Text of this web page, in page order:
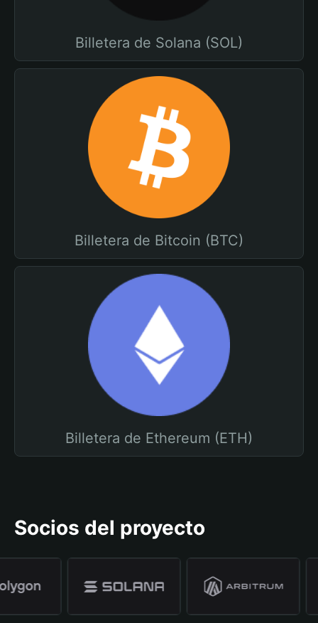
Billetera de Solana (SOL)
Billetera de Bitcoin (BTC)
Billetera de Ethereum (ETH)
Socios del proyecto